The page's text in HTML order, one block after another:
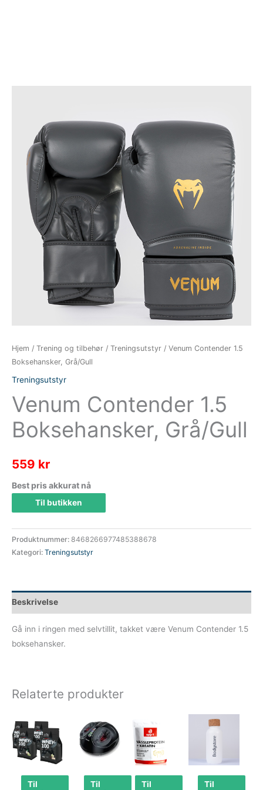
Hjem / Trening og tilbehør / Treningsutstyr / Venum Contender 1.5
Boksehansker, Grå/Gull
Treningsutstyr
Venum Contender 1.5
Boksehansker, Grå/Gull
559 kr
Best pris akkurat nå
Til butikken
Produktnummer: 8468266977485388678
Kategori: Treningsutstyr
Beskrivelse
Gå inn i ringen med selvtillit, takket være Venum Contender 1.5
boksehansker.
Relaterte produkter
Til
Til
Til
Til